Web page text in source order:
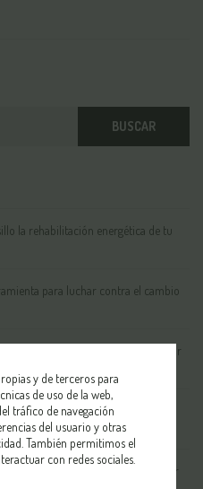
BUSCAR
la rehabilitación energética de tu
para luchar contra el cambio
significa cada letra y cómo mejorar
para el bienestar emocional y
dos proyectos que apuestan por
y de terceros para
de uso de la web,
tráfico de navegación
del usuario y otras
También permitimos el
con redes sociales.